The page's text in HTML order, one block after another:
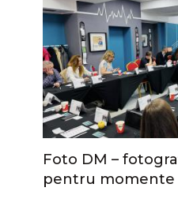
Foto DM –
pentru